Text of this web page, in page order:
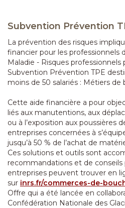
Subvention Prévention
La prévention des risques
financier pour les professionnels
Maladie - Risques
Subvention Prévention TPE
moins de 50 salariés : Métiers de
Cette aide financière a pour
liés aux manutentions, aux
ou à l’exposition aux poussières
entreprises concernées à
jusqu’à 50 % de l’achat de
Ces solutions et outils sont
recommandations et de conseils
entreprises peuvent trouver en
sur inrs.fr/commerces-de-
Offre qui a été lancée en
Confédération Nationale des